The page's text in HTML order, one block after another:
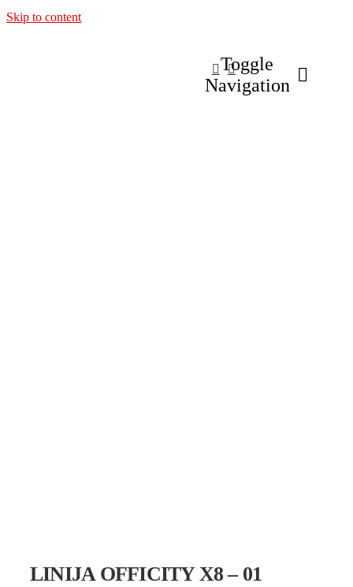
Skip to content
Toggle
Navigation
LINIJA OFFICITY X8 – 01